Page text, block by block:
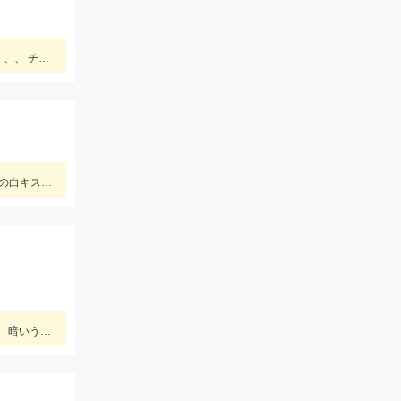
午前中は全然ダメ！ 13時過ぎて釣れ始めた、しかしキャッチ出来ない！何故 針を替えても、長さを変えても、サイズを変えても、、、 チラシに替えて凌いだ！ 店長〜に相談してこ！
お客様釣果情報頂きました！西尾・蒲郡方面で白キスが好調です！最大20㎝ほど、リリース含めたくさん釣れているそうです。夏の白キス釣り楽しんで下さいね！
やっぱりキス釣りはマヅメが1番釣れますね。 週末はサーフも混雑するし暑くなって来ましたので朝の涼しい時間に釣りましょう。 暗いうちは釣り針も夜光の針で、エサも石ゴカイよりもゴールドイソメを使った方が大きいキスが期待出来ると思います。